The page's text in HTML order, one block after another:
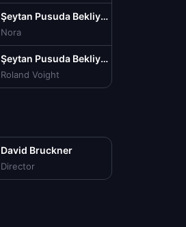
Şeytan Pusuda Bekliyor Hellraiser izle (2022)
Nora
Şeytan Pusuda Bekliyor Hellraiser izle (2022)
Roland Voight
David Bruckner
Director